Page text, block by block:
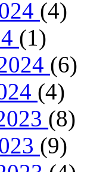
(4)
(1)
(6)
(4)
(8)
(9)